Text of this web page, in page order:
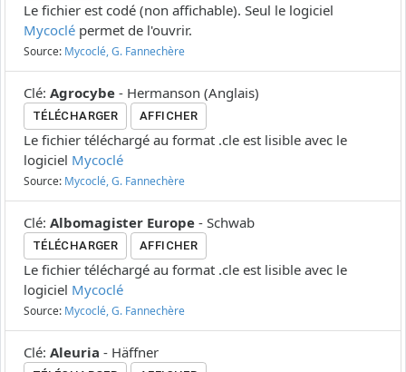
Le fichier est codé (non affichable). Seul le logiciel
Mycoclé permet de l'ouvrir.
Source: Mycoclé, G. Fannechère
Clé: Agrocybe - Hermanson (Anglais)
TÉLÉCHARGER AFFICHER
Le fichier téléchargé au format .cle est lisible avec le
logiciel Mycoclé
Source: Mycoclé, G. Fannechère
Clé: Albomagister Europe - Schwab
TÉLÉCHARGER AFFICHER
Le fichier téléchargé au format .cle est lisible avec le
logiciel Mycoclé
Source: Mycoclé, G. Fannechère
Clé: Aleuria - Häffner